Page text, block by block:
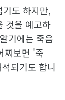
기도 하지만,
것을 예고하
기에는 죽음
찌보면 '죽
되기도 합니